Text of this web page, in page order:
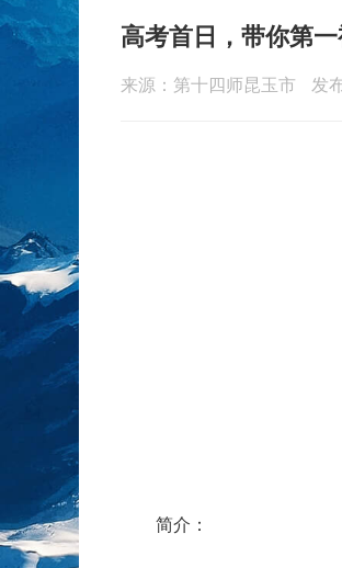
高考首日，带你第
来源：第十四师昆玉市 发
简介：